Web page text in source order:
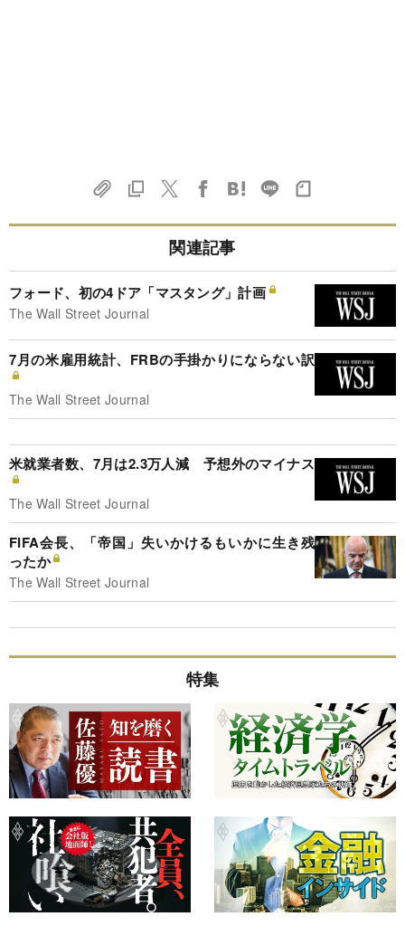
関連記事
フォード、初の4ドア「マスタング」計画
The Wall Street Journal
7月の米雇用統計、FRBの手掛かりにならない訳
The Wall Street Journal
米就業者数、7月は2.3万人減 予想外のマイナス
The Wall Street Journal
FIFA会長、「帝国」失いかけるもいかに生き残
ったか
The Wall Street Journal
特集